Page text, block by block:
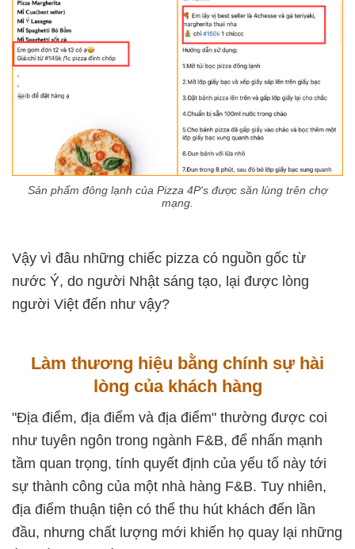
Sản phẩm đông lạnh của Pizza 4P's được săn lùng trên chợ
mạng.
Vậy vì đâu những chiếc pizza có nguồn gốc từ
nước Ý, do người Nhật sáng tạo, lại được lòng
người Việt đến như vậy?
Làm thương hiệu bằng chính sự hài
lòng của khách hàng
"Địa điểm, địa điểm và địa điểm" thường được coi
như tuyên ngôn trong ngành F&B, để nhấn mạnh
tầm quan trọng, tính quyết định của yếu tố này tới
sự thành công của một nhà hàng F&B. Tuy nhiên,
địa điểm thuận tiện có thể thu hút khách đến lần
đầu, nhưng chất lượng mới khiến họ quay lại những